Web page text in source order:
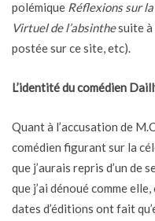
polémique Réflexions sur
Virtuel de l’absinthesuite à
postée sur ce site, etc).
L’identité du comédien
Quant à l’accusation de
comédien figurant sur la
que j’aurais repris d’un de
que j’ai dénoué comme
dates d’éditions ont fait